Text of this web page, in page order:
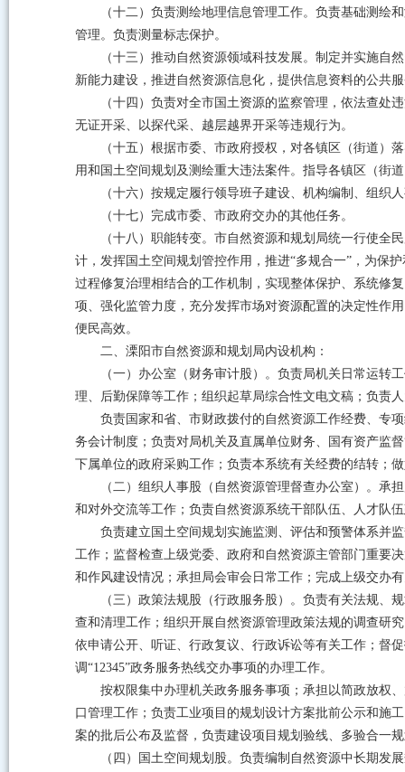
（十二）负责测绘地理信息管理工作。负责基础测
管理。负责测量标志保护。
（十三）推动自然资源领域科技发展。制定并实施
新能力建设，推进自然资源信息化，提供信息资料的公共
（十四）负责对全市国土资源的监察管理，依法查
无证开采、以探代采、越层越界开采等违规行为。
（十五）根据市委、市政府授权，对各镇区（街道
用和国土空间规划及测绘重大违法案件。指导各镇区（街
（十六）按规定履行领导班子建设、机构编制、组织
（十七）完成市委、市政府交办的其他任务。
（十八）职能转变。市自然资源和规划局统一行使
计，发挥国土空间规划管控作用，推进“多规合一”，为保
过程修复治理相结合的工作机制，实现整体保护、系统修
项、强化监管力度，充分发挥市场对资源配置的决定性作
便民高效。
二、溧阳市自然资源和规划局内设机构：
（一）办公室（财务审计股）。负责局机关日常运
理、后勤保障等工作；组织起草局综合性文电文稿；负责
负责国家和省、市财政拨付的自然资源工作经费、专
务会计制度；负责对局机关及直属单位财务、国有资产监
下属单位的政府采购工作；负责本系统有关经费的结转；
（二）组织人事股（自然资源管理督查办公室）。
和对外交流等工作；负责自然资源系统干部队伍、人才队
负责建立国土空间规划实施监测、评估和预警体系并
工作；监督检查上级党委、政府和自然资源主管部门重要
和作风建设情况；承担局会审会日常工作；完成上级交办
（三）政策法规股（行政服务股）。负责有关法规
查和清理工作；组织开展自然资源管理政策法规的调查研
依申请公开、听证、行政复议、行政诉讼等有关工作；督
调“12345”政务服务热线交办事项的办理工作。
按权限集中办理机关政务服务事项；承担以简政放权
口管理工作；负责工业项目的规划设计方案批前公示和施
案的批后公布及监督，负责建设项目规划验线、多验合一
（四）国土空间规划股。负责编制自然资源中长期